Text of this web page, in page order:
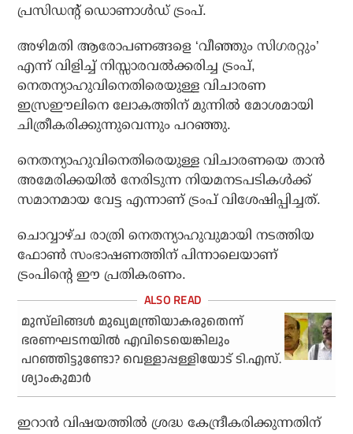
പ്രസിഡന്റ് ഡൊണാള്‍ഡ് ട്രംപ്.
അഴിമതി ആരോപണങ്ങളെ ‘വീഞ്ഞും സിഗരറ്റും’
എന്ന് വിളിച്ച് നിസ്സാരവല്‍ക്കരിച്ച ട്രംപ്,
നെതന്യാഹുവിനെതിരെയുള്ള വിചാരണ
ഇസ്രഈലിനെ ലോകത്തിന് മുന്നില്‍ മോശമായി
ചിത്രീകരിക്കുന്നുവെന്നും പറഞ്ഞു.
നെതന്യാഹുവിനെതിരെയുള്ള വിചാരണയെ താന്‍
അമേരിക്കയില്‍ നേരിടുന്ന നിയമനടപടികള്‍ക്ക്
സമാനമായ വേട്ട എന്നാണ് ട്രംപ് വിശേഷിപ്പിച്ചത്.
ചൊവ്വാഴ്ച രാത്രി നെതന്യാഹുവുമായി നടത്തിയ
ഫോണ്‍ സംഭാഷണത്തിന് പിന്നാലെയാണ്
ട്രംപിന്റെ ഈ പ്രതികരണം.
മുസ്‌ലിങ്ങള്‍ മുഖ്യമന്ത്രിയാകരുതെന്ന്
ഭരണഘടനയില്‍ എവിടെയെങ്കിലും
പറഞ്ഞിട്ടുണ്ടോ? വെള്ളാപ്പള്ളിയോട് ടി.എസ്.
ശ്യാംകുമാര്‍
ഇറാന്‍ വിഷയത്തില്‍ ശ്രദ്ധ കേന്ദ്രീകരിക്കുന്നതിന്